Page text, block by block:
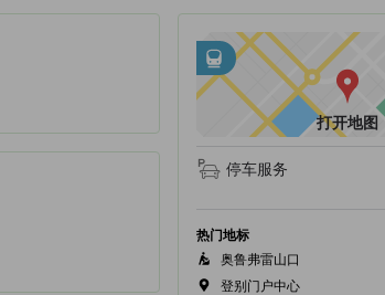
tooltip
邻近交通
• 距伊达纹别站不到1.13公里
打开地图
停车服务
热门地标
奥鲁弗雷山口
登别门户中心